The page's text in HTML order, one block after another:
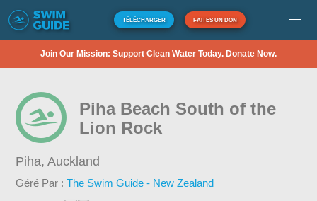
TÉLÉCHARGER FAITES UN DON
Join Our Mission: Support Clean Water Today. Donate Now.
Piha Beach South of the
Lion Rock
Piha,Auckland
Géré Par :The Swim Guide - New Zealand